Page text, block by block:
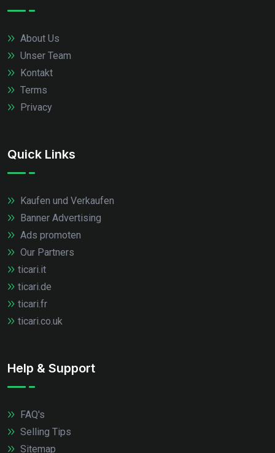
About Us
Unser Team
Kontakt
Terms
Privacy
Quick Links
Kaufen und Verkaufen
Banner Advertising
Ads promoten
Our Partners
ticari.it
ticari.de
ticari.fr
ticari.co.uk
Help & Support
FAQ's
Selling Tips
Sitemap